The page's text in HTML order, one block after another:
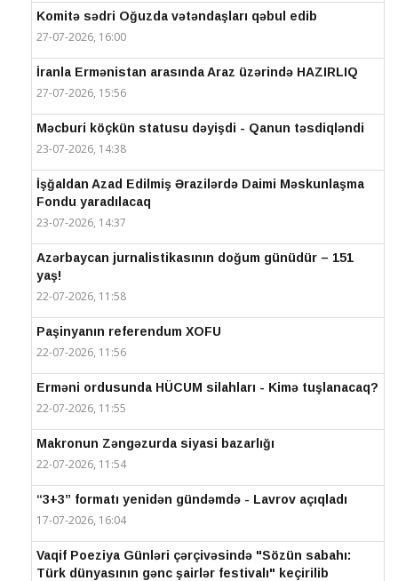
Komitə sədri Oğuzda vətəndaşları qəbul edib
27-07-2026, 16:00
İranla Ermənistan arasında Araz üzərində HAZIRLIQ
27-07-2026, 15:56
Məcburi köçkün statusu dəyişdi - Qanun təsdiqləndi
23-07-2026, 14:38
İşğaldan Azad Edilmiş Ərazilərdə Daimi Məskunlaşma
Fondu yaradılacaq
23-07-2026, 14:37
Azərbaycan jurnalistikasının doğum günüdür – 151
yaş!
22-07-2026, 11:58
Paşinyanın referendum XOFU
22-07-2026, 11:56
Erməni ordusunda HÜCUM silahları - Kimə tuşlanacaq?
22-07-2026, 11:55
Makronun Zəngəzurda siyasi bazarlığı
22-07-2026, 11:54
“3+3” formatı yenidən gündəmdə - Lavrov açıqladı
17-07-2026, 16:04
Vaqif Poeziya Günləri çərçivəsində "Sözün sabahı:
Türk dünyasının gənc şairlər festivalı" keçirilib